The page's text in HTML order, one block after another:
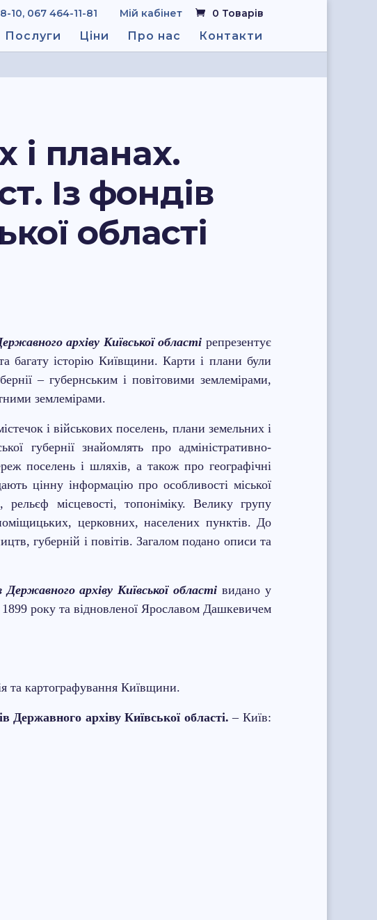
10, 067 464-11-81 Мій кабінет 0 Товарів
Послуги Ціни Про нас Контакти
і планах.
Із фондів
області
архіву Київської області репрезентує
багату історію Київщини. Карти і плани були
– губернським і повітовими землемірами,
землемірами.
і військових поселень, плани земельних і
губернії знайомлять про адміністративно-
поселень і шляхів, а також про географічні
цінну інформацію про особливості міської
місцевості, топоніміку. Велику групу
церковних, населених пунктів. До
губерній і повітів. Загалом подано описи та
архіву Київської області видано у
року та відновленої Ярославом Дашкевичем
та картографування Київщини.
Державного архіву Київської області. – Київ: